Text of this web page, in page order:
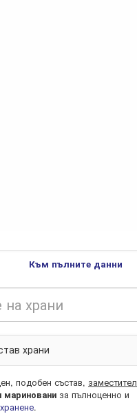
Към пълните данни
храни
подобен състав, заместител
мариновани за пълноценно и
.